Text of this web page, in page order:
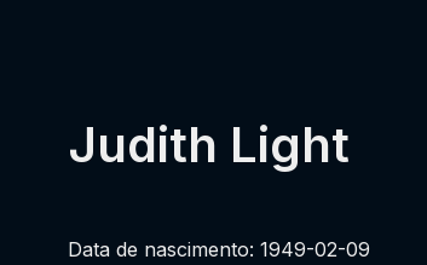
Judith Light
Data de nascimento: 1949-02-09